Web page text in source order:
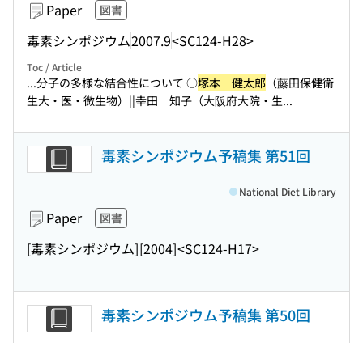
Paper 図書
毒素シンポジウム2007.9<SC124-H28>
Toc / Article
...分子の多様な結合性について ○塚本 健太郎 （藤田保健衛
生大・医・微生物）||幸田 知子（大阪府大院・生...
毒素シンポジウム予稿集 第51回
Paper 図書
[毒素シンポジウム][2004]<SC124-H17>
National Diet Library
毒素シンポジウム予稿集 第50回